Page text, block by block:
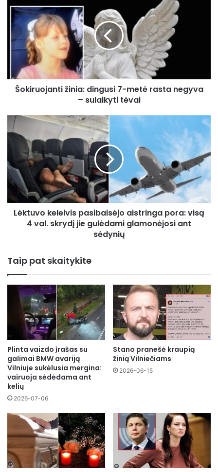
žinia:
dingusi
metė
rasta
negyva
sulaikyti
tėvaiŠokiruojanti žinia: dingusi 7-metė rasta negyva
– sulaikyti tėvai
Lėktuvo
keleivis
pasibaisėjo
aistringa
pora:
visą
4
skrydį
gulėdami
Lėktuvo keleivis pasibaisėjo aistringa pora: visą
4 val. skrydį jie gulėdami glamonėjosi ant
sėdynių
Taip pat skaitykite
Plinta vaizdo įrašas su
galimai BMW avariją
Vilniuje sukėlusia mergina:
vairuoja sėdėdama ant
kelių
2026-07-06
Stano pranešė kraupią
žinią Vilniečiams
2026-06-15